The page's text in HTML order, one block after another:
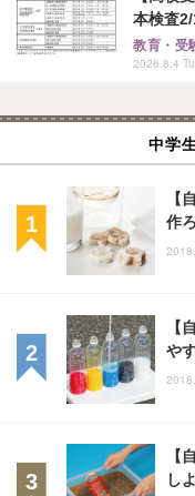
本検査
教育・受
2026.8.4
中学
【
作
【
や
【
し